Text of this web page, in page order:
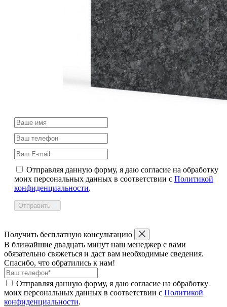
Отправляя данную форму, я даю согласие на обработку
моих персональных данных в соответствии с Политикой
конфиденциальности.
Отправить
Получить бесплатную консультацию
В ближайшие двадцать минут наш менеджер с вами
обязательно свяжеться и даст вам необходимые сведения.
Спасибо, что обратились к нам!
Отправляя данную форму, я даю согласие на обработку
моих персональных данных в соответствии с Политикой
конфиденциальности.